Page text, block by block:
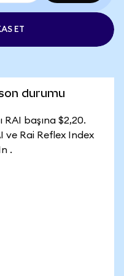
ET
durumu
RAI başına $2,20.
ve Rai Reflex Index
.